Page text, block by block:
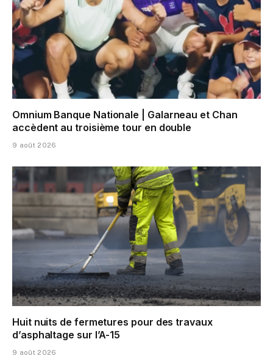
Omnium Banque Nationale | Galarneau et Chan
accèdent au troisième tour en double
9 août 2026
Huit nuits de fermetures pour des travaux
d’asphaltage sur l’A-15
9 août 2026